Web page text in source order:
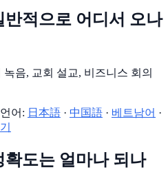
적으로 어디서 오나
음, 교회 설교, 비즈니스 회의
어: 日本語 · 中国語 · 베트남어 ·
도는 얼마나 되나